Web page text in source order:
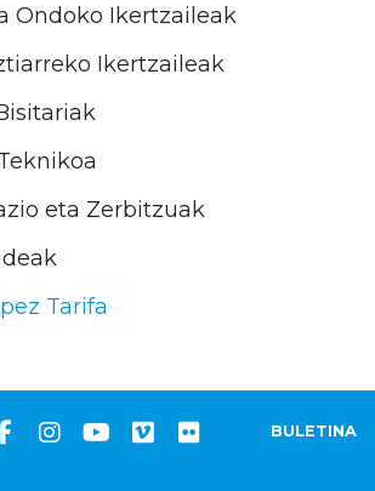
Ondoko Ikertzaileak
Ikertzaileak
eta Zerbitzuak
Tarifa
BULETINA